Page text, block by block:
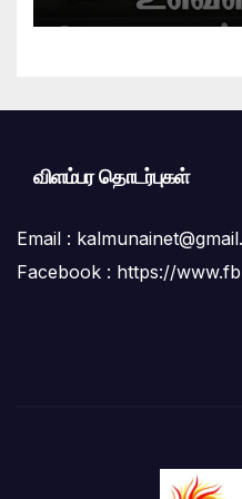
விளம்பர தொடர்புகள்
Email :
Facebook : https://